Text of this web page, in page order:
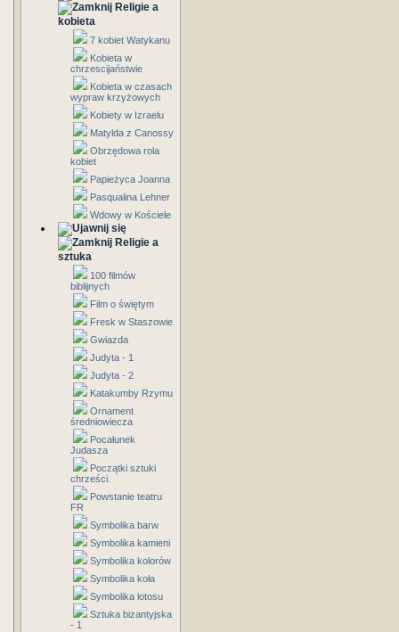
Religie a
kobieta
7 kobiet Watykanu
Kobieta w
chrzescijaństwie
Kobieta w czasach
wypraw krzyżowych
Kobiety w Izraelu
Matylda z Canossy
Obrzędowa rola
kobiet
Papieżyca Joanna
Pasqualina Lehner
Wdowy w Kościele
Religie a
sztuka
100 filmów
biblijnych
Film o świętym
Fresk w Staszowie
Gwiazda
Judyta - 1
Judyta - 2
Katakumby Rzymu
Ornament
średniowiecza
Pocałunek
Judasza
Początki sztuki
chrześci.
Powstanie teatru
FR
Symbolika barw
Symbolika kamieni
Symbolika kolorów
Symbolika koła
Symbolika lotosu
Sztuka bizantyjska
- 1